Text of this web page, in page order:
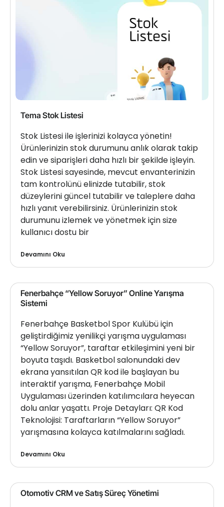
Tema Stok Listesi
Stok Listesi ile işlerinizi kolayca yönetin!
Ürünlerinizin stok durumunu anlık olarak takip
edin ve siparişleri daha hızlı bir şekilde işleyin.
Stok Listesi sayesinde, mevcut envanterinizin
tam kontrolünü elinizde tutabilir, stok
düzeylerini güncel tutabilir ve taleplere daha
hızlı yanıt verebilirsiniz. Ürünlerinizin stok
durumunu izlemek ve yönetmek için size
kullanıcı dostu bir
Devamını Oku
Fenerbahçe “Yellow Soruyor” Online Yarışma
Sistemi
Fenerbahçe Basketbol Spor Kulübü için
geliştirdiğimiz yenilikçi yarışma uygulaması
“Yellow Soruyor”, taraftar etkileşimini yeni bir
boyuta taşıdı. Basketbol salonundaki dev
ekrana yansıtılan QR kod ile başlayan bu
interaktif yarışma, Fenerbahçe Mobil
Uygulaması üzerinden katılımcılara heyecan
dolu anlar yaşattı. Proje Detayları: QR Kod
Teknolojisi: Taraftarların “Yellow Soruyor”
yarışmasına kolayca katılmalarını sağladı.
Devamını Oku
Otomotiv CRM ve Satış Süreç Yönetimi